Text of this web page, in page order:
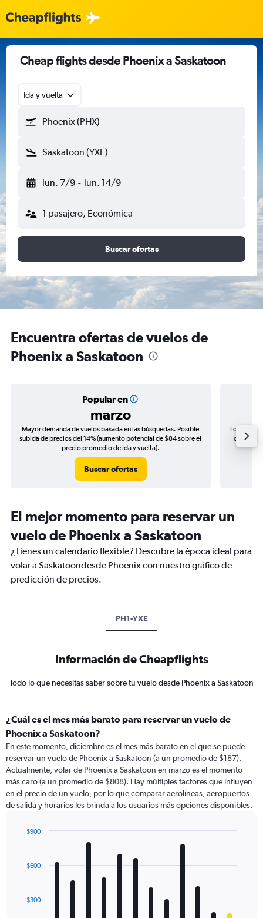
Cheap flights desde Phoenix a Saskatoon
Ida y vuelta
Phoenix (PHX)
Saskatoon (YXE)
lun. 7/9 - lun. 14/9
1 pasajero, Económica
Buscar ofertas
Encuentra ofertas de vuelos de
Phoenix a Saskatoon
Popular en
marzo
Mayor demanda de vuelos basada en las búsquedas. Posible
subida de precios del 14% (aumento potencial de $84 sobre el
precio promedio de ida y vuelta).
Buscar ofertas
Los
de
El mejor momento para reservar un
vuelo de Phoenix a Saskatoon
¿Tienes un calendario flexible? Descubre la época ideal para
volar a Saskatoondesde Phoenix con nuestro gráfico de
predicción de precios.
PH1-YXE
Información de Cheapflights
Todo lo que necesitas saber sobre tu vuelo desde Phoenix a Saskatoon
¿Cuál es el mes más barato para reservar un vuelo de
Phoenix a Saskatoon?
En este momento, diciembre es el mes más barato en el que se puede
reservar un vuelo de Phoenix a Saskatoon (a un promedio de $187).
Actualmente, volar de Phoenix a Saskatoon en marzo es el momento
más caro (a un promedio de $808). Hay múltiples factores que influyen
en el precio de un vuelo, por lo que comparar aerolíneas, aeropuertos
de salida y horarios les brinda a los usuarios más opciones disponibles.
with
12
The
$300
$600
$900